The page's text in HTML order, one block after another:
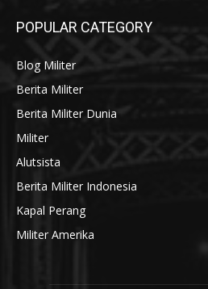
POPULAR CATEGORY
Blog Militer
Berita Militer
Berita Militer Dunia
Militer
Alutsista
Berita Militer Indonesia
Kapal Perang
Militer Amerika